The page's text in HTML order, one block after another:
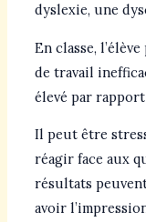
dyslexie, une
En classe,
de travail
élevé par rapport
Il peut être
réagir face aux
résultats
avoir